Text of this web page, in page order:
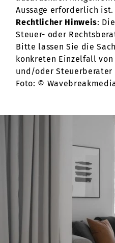
Aussage erforderlich ist.
Rechtlicher Hinweis:
Steuer- oder
Bitte lassen Sie die
konkreten Einzelfall
und/oder Steuerberater
Foto: ©